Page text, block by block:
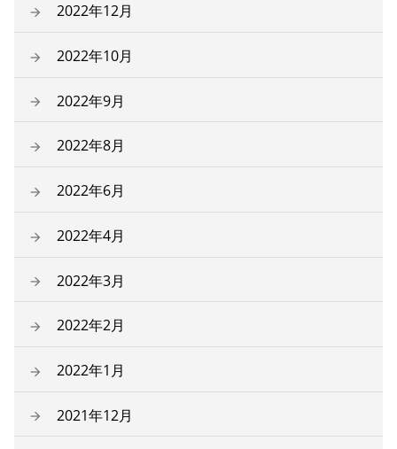
2022年12月
2022年10月
2022年9月
2022年8月
2022年6月
2022年4月
2022年3月
2022年2月
2022年1月
2021年12月